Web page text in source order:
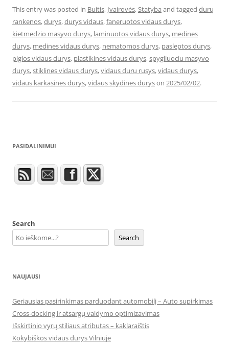
This entry was posted in Buitis, Įvairovės,Statyba and tagged durų
rankenos,durys,durys vidaus,faneruotos vidaus durys,
kietmedzio masyvo durys, laminuotos vidaus durys, medines
durys, medines vidaus durys, nematomos durys, pasleptos durys,
pigios vidaus durys, plastikines vidaus durys,spygliuociu masyvo
durys,stiklines vidaus durys,vidaus duru rusys,vidaus durys,
vidaus karkasines durys,vidaus skydines duryson 2025/02/02.
PASIDALINIMUI
Search
Search
NAUJAUSI
Geriausias pasirinkimas parduodant automobilį – Auto supirkimas
Cross-docking ir atsargų valdymo optimizavimas
Išskirtinio vyrų stiliaus atributas – kaklaraištis
Kokybiškos vidaus durys Vilniuje